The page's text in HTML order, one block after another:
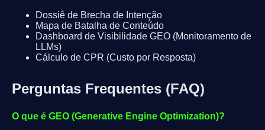
Dossiê de Brecha de Intenção
Mapa de Batalha de Conteúdo
Dashboard de Visibilidade GEO (Monitoramento de
LLMs)
Cálculo de CPR (Custo por Resposta)
Perguntas Frequentes (FAQ)
O que é GEO (Generative Engine Optimization)?